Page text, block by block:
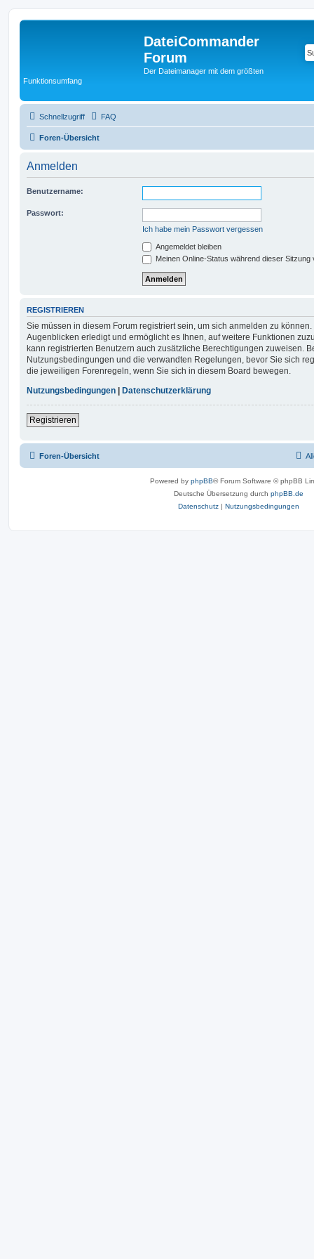
DateiCommander
Forum
Der Dateimanager mit dem größten
Funktionsumfang
Schnellzugriff FAQ
Foren-Übersicht
Anmelden
Benutzername:
Passwort:
Ich habe mein Passwort vergessen
Angemeldet bleiben
Meinen Online-Status während dieser Sitzung
REGISTRIEREN
Sie müssen in diesem Forum registriert sein, um sich anmelden zu
Augenblicken erledigt und ermöglicht es Ihnen, auf weitere Funktionen
kann registrierten Benutzern auch zusätzliche Berechtigungen zuweisen.
Nutzungsbedingungen und die verwandten Regelungen, bevor Sie sich
die jeweiligen Forenregeln, wenn Sie sich in diesem Board bewegen.
Nutzungsbedingungen
Datenschutzerklärung
Registrieren
Foren-Übersicht
Powered by phpBB® Forum Software © phpBB
Deutsche Übersetzung durch phpBB.de
Datenschutz | Nutzungsbedingungen